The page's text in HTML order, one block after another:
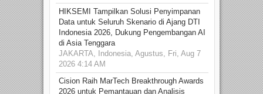
HIKSEMI Tampilkan Solusi Penyimpanan
Data untuk Seluruh Skenario di Ajang DTI
Indonesia 2026, Dukung Pengembangan AI
di Asia Tenggara
JAKARTA, Indonesia, Agustus, Fri, Aug 7
2026 4:14 AM
Cision Raih MarTech Breakthrough Awards
2026 untuk Pemantauan dan Analisis